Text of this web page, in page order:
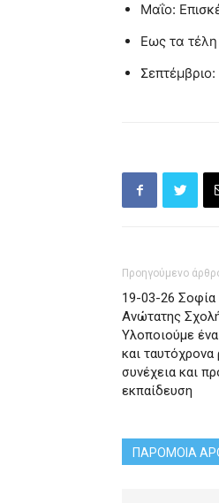
Μαΐο:
Εως τα τέλη
Προηγούμενο
19-03-26 Σοφία
Ανώτατης
Υλοποιούμε
και ταυτόχρονα
συνέχεια και
εκπαίδευση
ΠΑΡΟΜΟΙΑ